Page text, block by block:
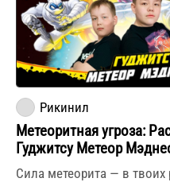
Рикинил
Метеоритная угроза:
Гуджитсу Метеор
Сила метеорита — в